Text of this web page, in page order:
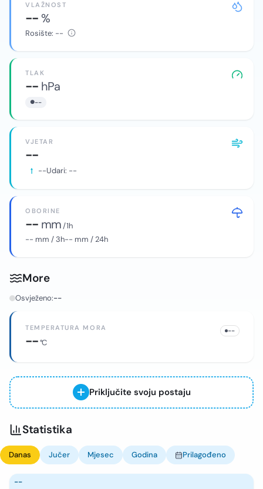
VLAŽNOST
--%
Rosište: --
TLAK
-- hPa
--
VJETAR
--
--Udari: --
OBORINE
-- mm/ 1h
-- mm / 3h-- mm / 24h
More
Osvježeno:--
TEMPERATURA MORA
--°C
--
Priključite svoju postaju
Statistika
Danas Jučer Mjesec Godina Prilagođeno
--